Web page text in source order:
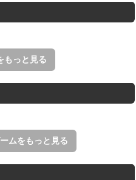
落とし穴ゲーム。
ハイスコアを目指す上海ゲーム。
もっと見る
ムをもっと見る